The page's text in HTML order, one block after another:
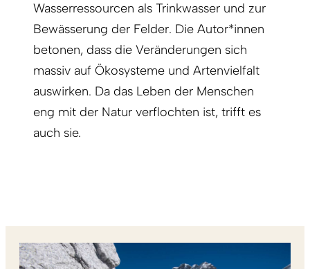
Wasserressourcen als Trinkwasser und zur
Bewässerung der Felder. Die Autor*innen
betonen, dass die Veränderungen sich
massiv auf Ökosysteme und Artenvielfalt
auswirken. Da das Leben der Menschen
eng mit der Natur verflochten ist, trifft es
auch sie.